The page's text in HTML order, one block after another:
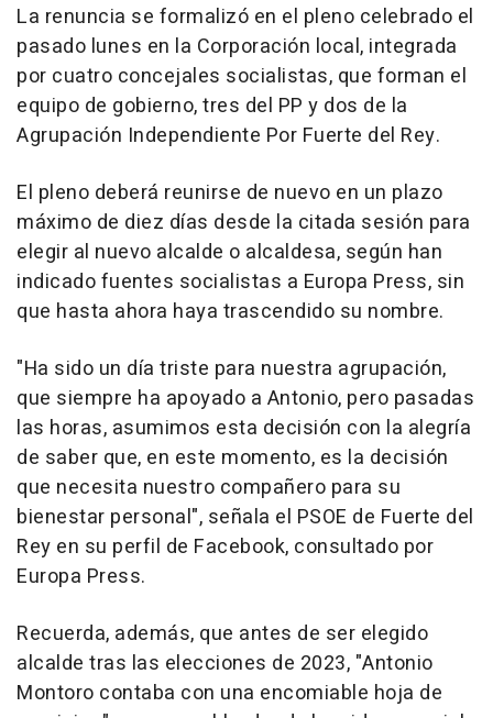
La renuncia se formalizó en el pleno celebrado el
pasado lunes en la Corporación local, integrada
por cuatro concejales socialistas, que forman el
equipo de gobierno, tres del PP y dos de la
Agrupación Independiente Por Fuerte del Rey.
El pleno deberá reunirse de nuevo en un plazo
máximo de diez días desde la citada sesión para
elegir al nuevo alcalde o alcaldesa, según han
indicado fuentes socialistas a Europa Press, sin
que hasta ahora haya trascendido su nombre.
"Ha sido un día triste para nuestra agrupación,
que siempre ha apoyado a Antonio, pero pasadas
las horas, asumimos esta decisión con la alegría
de saber que, en este momento, es la decisión
que necesita nuestro compañero para su
bienestar personal", señala el PSOE de Fuerte del
Rey en su perfil de Facebook, consultado por
Europa Press.
Recuerda, además, que antes de ser elegido
alcalde tras las elecciones de 2023, "Antonio
Montoro contaba con una encomiable hoja de